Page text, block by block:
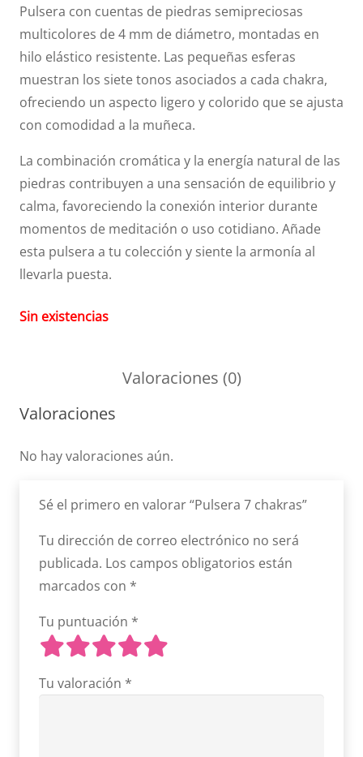
Pulsera con cuentas de piedras semipreciosas
multicolores de 4 mm de diámetro, montadas en
hilo elástico resistente. Las pequeñas esferas
muestran los siete tonos asociados a cada chakra,
ofreciendo un aspecto ligero y colorido que se ajusta
con comodidad a la muñeca.
La combinación cromática y la energía natural de las
piedras contribuyen a una sensación de equilibrio y
calma, favoreciendo la conexión interior durante
momentos de meditación o uso cotidiano. Añade
esta pulsera a tu colección y siente la armonía al
llevarla puesta.
Sin existencias
Valoraciones (0)
Valoraciones
No hay valoraciones aún.
Sé el primero en valorar “Pulsera 7 chakras”
Tu dirección de correo electrónico no será
publicada. Los campos obligatorios están
marcados con *
Tu puntuación *
Tu valoración *